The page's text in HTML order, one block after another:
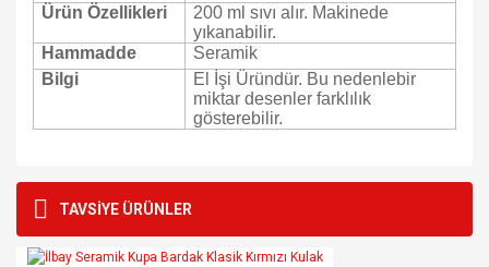
Ürün Özellikleri
200 ml sıvı alır. Makinede
yıkanabilir.
Hammadde
Seramik
Bilgi
El İşi Üründür. Bu nedenlebir
miktar desenler farklılık
gösterebilir.
Bu ürüne ilk yorumu siz yapın!
kullanarak tarafımıza iletebilirsiniz.
Görüş ve önerileriniz için teşekkür ederiz.
TAVSİYE ÜRÜNLER